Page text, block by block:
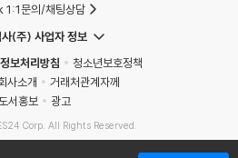
문의/채팅상담
(주) 사업자 정보
보처리방침
청소년보호정책
사소개
거래처관계자께
도서홍보
광고
Corp. All Rights Reserved.